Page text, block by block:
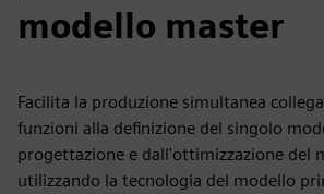
modello master
Facilita la produzione simultanea
funzioni alla definizione del singolo
progettazione e dall'ottimizzazione del
utilizzando la tecnologia del modello